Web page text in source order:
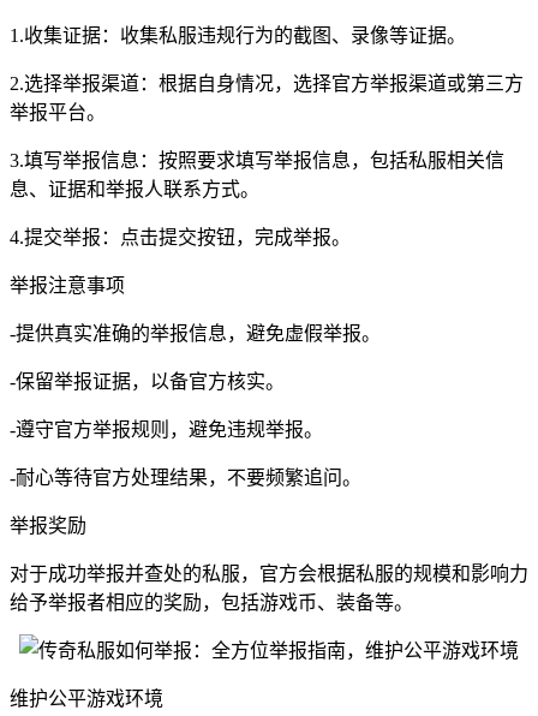
1.收集证据：收集私服违规行为的截图、录像等证据。
2.选择举报渠道：根据自身情况，选择官方举报渠道或第三方
举报平台。
3.填写举报信息：按照要求填写举报信息，包括私服相关信
息、证据和举报人联系方式。
4.提交举报：点击提交按钮，完成举报。
举报注意事项
-提供真实准确的举报信息，避免虚假举报。
-保留举报证据，以备官方核实。
-遵守官方举报规则，避免违规举报。
-耐心等待官方处理结果，不要频繁追问。
举报奖励
对于成功举报并查处的私服，官方会根据私服的规模和影响力
给予举报者相应的奖励，包括游戏币、装备等。
维护公平游戏环境